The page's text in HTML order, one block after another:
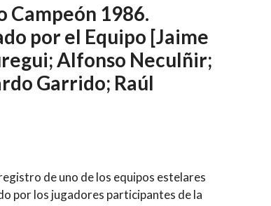
Campeón 1986.
por el Equipo [Jaime
Alfonso Neculñir;
Garrido; Raúl
de uno de los equipos estelares
por los jugadores participantes de la